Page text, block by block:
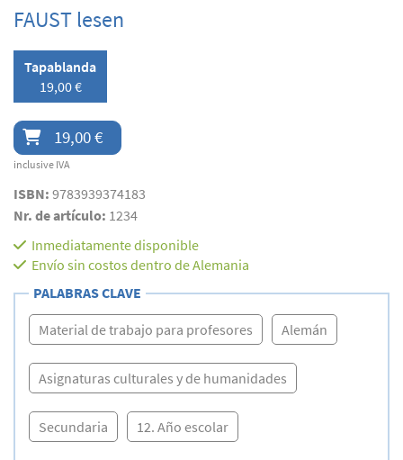
FAUST lesen
Tapablanda
19,00 €
19,00 €
inclusive IVA
ISBN: 9783939374183
Nr. de artículo: 1234
Inmediatamente disponible
Envío sin costos dentro de Alemania
PALABRAS CLAVE
Material de trabajo para profesores Alemán
Asignaturas culturales y de humanidades
Secundaria 12. Año escolar